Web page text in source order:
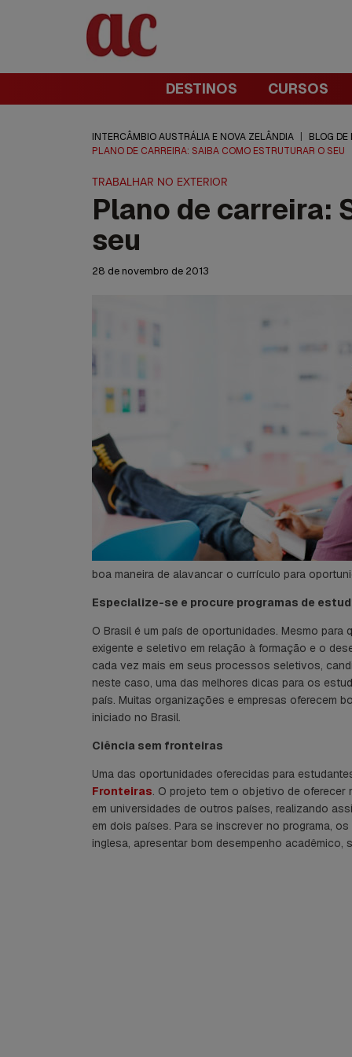
DESTINOS CURSOS
INTERCÂMBIO AUSTRÁLIA E NOVA ZELÂNDIA BLOG
PLANO DE CARREIRA: SAIBA COMO ESTRUTURAR O SEU
TRABALHAR NO EXTERIOR
Plano de carreira:
seu
28 de novembro de 2013
boa maneira de alavancar o currículo para
Especialize-se e procure programas de
O Brasil é um país de oportunidades. Mesmo
exigente e seletivo em relação à formação e o
cada vez mais em seus processos seletivos,
neste caso, uma das melhores dicas para os
país. Muitas organizações e empresas oferecem
iniciado no Brasil.
Ciência sem fronteiras
Uma das oportunidades oferecidas para
Fronteiras. O projeto tem o objetivo de oferecer
em universidades de outros países, realizando
em dois países. Para se inscrever no programa,
inglesa, apresentar bom desempenho acadêmico,